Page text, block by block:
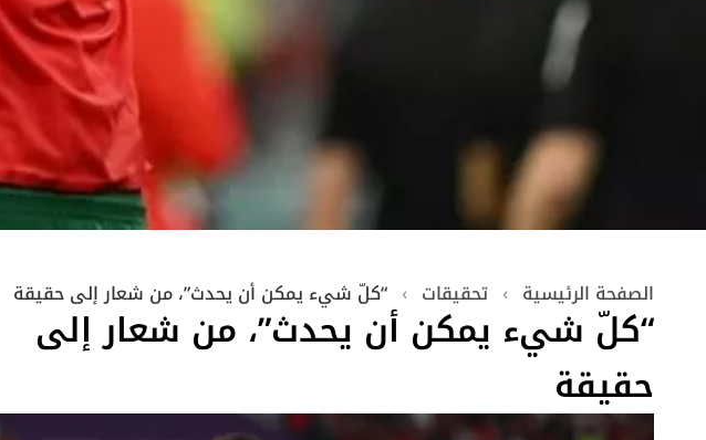
الصفحة الرئيسية › تحقيقات › “كلّ شيء يمكن أن يحدث”، من شعار إلى حقيقة
“كلّ شيء يمكن أن يحدث”، من شعار إلى
حقيقة